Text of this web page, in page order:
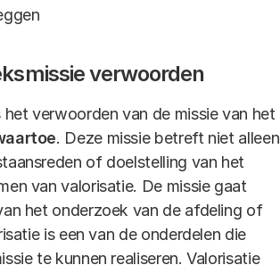
verwoorden
het verwoorden van de missie van het
. Deze missie betreft niet alleen
of doelstelling van het
van valorisatie. De missie gaat
het onderzoek van de afdeling of
is een van de onderdelen die
te kunnen realiseren. Valorisatie